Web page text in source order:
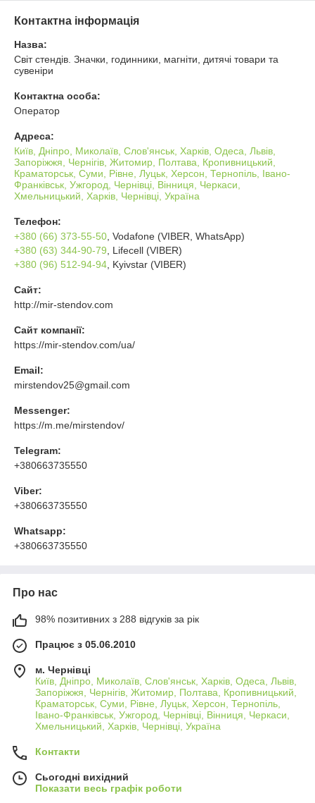
Контактна інформація
Назва:
Світ стендів. Значки, годинники, магніти, дитячі товари та
сувеніри
Контактна особа:
Оператор
Адреса:
Київ, Дніпро, Миколаїв, Слов'янськ, Харків, Одеса, Львів,
Запоріжжя, Чернігів, Житомир, Полтава, Кропивницький,
Краматорськ, Суми, Рівне, Луцьк, Херсон, Тернопіль, Івано-
Франківськ, Ужгород, Чернівці, Вінниця, Черкаси,
Хмельницький, Харків, Чернівці, Україна
Телефон:
+380 (66) 373-55-50 , Vodafone (VIBER, WhatsApp)
+380 (63) 344-90-79 , Lifecell (VIBER)
+380 (96) 512-94-94 , Kyivstar (VIBER)
Сайт:
http://mir-stendov.com
Сайт компанії:
https://mir-stendov.com/ua/
Email:
mirstendov25@gmail.com
Messenger:
https://m.me/mirstendov/
Telegram:
+380663735550
Viber:
+380663735550
Whatsapp:
+380663735550
Про нас
98% позитивних з 288 відгуків за рік
Працює з 05.06.2010
м. Чернівці
Київ, Дніпро, Миколаїв, Слов'янськ, Харків, Одеса, Львів,
Запоріжжя, Чернігів, Житомир, Полтава, Кропивницький,
Краматорськ, Суми, Рівне, Луцьк, Херсон, Тернопіль,
Івано-Франківськ, Ужгород, Чернівці, Вінниця, Черкаси,
Хмельницький, Харків, Чернівці, Україна
Контакти
Сьогодні вихідний
Показати весь графік роботи